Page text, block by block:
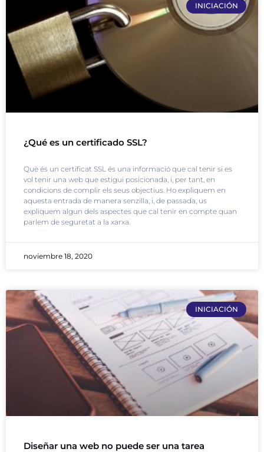
INICIACIÓN
¿Qué es un certificado SSL?
Què és un certificat SSL és una informació que cal tenir si es
vol tenir una web que estigui posicionada, i, per tant, en
condicions de complir els seus objectius. Ho expliquem en
aquesta entrada de manera senzilla, i, de passada, us
expliquem algun dels aspectes que cal tenir en compte quan
parlem de seguretat a la xarxa.
noviembre 18, 2020
INICIACIÓN
Diseñar una web no puede ser una tarea